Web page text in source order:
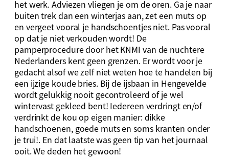
het werk. Adviezen vliegen je om de oren. Ga je naar
buiten trek dan een winterjas aan, zet een muts op
en vergeet vooral je handschoentjes niet. Pas vooral
op dat je niet verkouden wordt! De
pamperprocedure door het KNMI van de nuchtere
Nederlanders kent geen grenzen. Er wordt voor je
gedacht alsof we zelf niet weten hoe te handelen bij
een ijzige koude bries. Bij de ijsbaan in Hengevelde
wordt gelukkig nooit gecontroleerd of je wel
wintervast gekleed bent! Iedereen verdringt en/of
verdrinkt de kou op eigen manier: dikke
handschoenen, goede muts en soms kranten onder
je trui!. En dat laatste was geen tip van het journaal
ooit. We deden het gewoon!